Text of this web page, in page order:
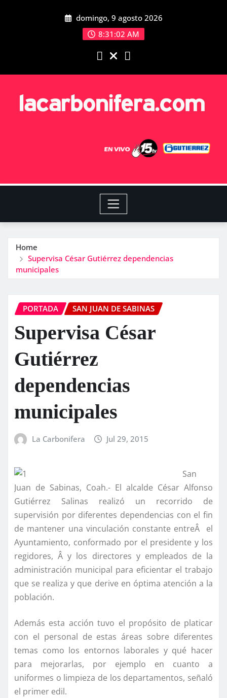
domingo, 9 agosto 2026
8:31:03 AM
Home
Supervisa César Gutiérrez dependencias
municipales
PORTADA SAN JUAN DE SABINAS
Supervisa César
Gutiérrez
dependencias
municipales
La Carbonifera Jul 29, 2015
San
Juan de Sabinas, Coah.- El alcalde César Alfonso
Gutiérrez Salinas realizó un recorrido de
supervisión por diferentes dependencias con el fin
de mantener una vinculación constante entreÂ el
Ayuntamiento, conformado por el presidente y los
regidores, Â y los directores y empleados de la
administración municipal para eficientar el trabajo
que se realiza y que derive en óptima atención a la
población.
Además esta acción tuvo el propósito de platicar
con el personal de estas áreas sobre diferentes
temas como los entornos laborales y qué hacer
para mejorarlas, por ejemplo en cuanto a
uniformes o limpieza de los departamentos, señaló
el primer edil.